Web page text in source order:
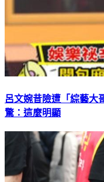
呂文婉昔險遭「綜藝
驚：這麼明顯